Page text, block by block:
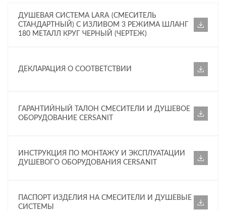
ДУШЕВАЯ СИСТЕМА LARA (СМЕСИТЕЛЬ
СТАНДАРТНЫЙ) С ИЗЛИВОМ 3 РЕЖИМА ШЛАНГ
180 МЕТАЛЛ КРУГ ЧЕРНЫЙ (ЧЕРТЕЖ)
ДЕКЛАРАЦИЯ О СООТВЕТСТВИИ
ГАРАНТИЙНЫЙ ТАЛОН СМЕСИТЕЛИ И ДУШЕВОЕ
ОБОРУДОВАНИЕ CERSANIT
ИНСТРУКЦИЯ ПО МОНТАЖУ И ЭКСПЛУАТАЦИИ
ДУШЕВОГО ОБОРУДОВАНИЯ CERSANIT
ПАСПОРТ ИЗДЕЛИЯ НА СМЕСИТЕЛИ И ДУШЕВЫЕ
СИСТЕМЫ